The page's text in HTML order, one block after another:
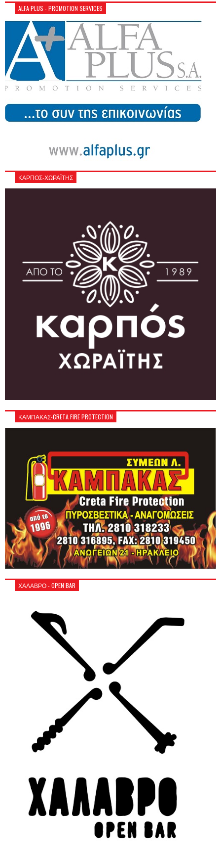
ALFA PLUS - PROMOTION SERVICES
ΚΑΡΠΟΣ-ΧΩΡΑΪΤΗΣ
ΚΑΜΠΑΚΑΣ-CRETA FIRE PROTECTION
ΧΑΛΑΒΡΟ - OPEN BAR